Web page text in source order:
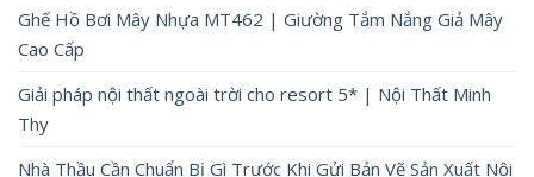
Ghế Hồ Bơi Mây Nhựa MT462 | Giường Tắm Nắng Giả Mây
Cao Cấp
Giải pháp nội thất ngoài trời cho resort 5* | Nội Thất Minh
Thy
Nhà Thầu Cần Chuẩn Bị Gì Trước Khi Gửi Bản Vẽ Sản Xuất Nội